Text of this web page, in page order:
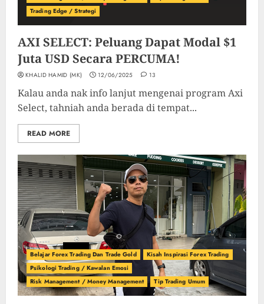
Trading Edge / Strategi
AXI SELECT: Peluang Dapat Modal $1
Juta USD Secara PERCUMA!
KHALID HAMID (MK) 12/06/2025 13
Kalau anda nak info lanjut mengenai program Axi
Select, tahniah anda berada di tempat...
READ MORE
Belajar Forex Trading Dan Trade Gold
Kisah Inspirasi Forex Trading
Psikologi Trading / Kawalan Emosi
Risk Management / Money Management
Tip Trading Umum